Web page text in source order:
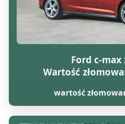
Ford c-max
Wartość
wartość